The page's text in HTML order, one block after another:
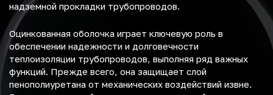
надземной прокладки трубопроводов.
Оцинкованная оболочка играет ключевую роль в
обеспечении надежности и долговечности
теплоизоляции трубопроводов, выполняя ряд важных
функций. Прежде всего, она защищает слой
пенополиуретана от механических воздействий извне.